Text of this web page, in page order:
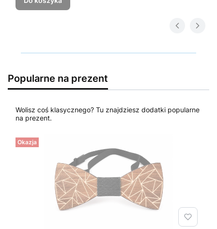
Popularne na prezent
Wolisz coś klasycznego? Tu znajdziesz dodatki popularne
na prezent.
Okazja